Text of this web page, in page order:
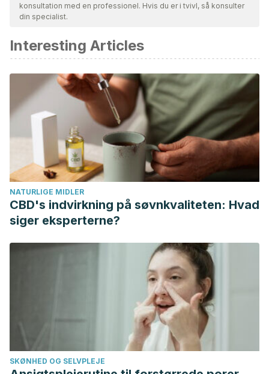
Bibliografien i denne artikel blev betragtet som pålidelig og af
Abney, S., Bright, K., Gerba, C., Khalid Ijaz, M., McKinney, J.
(2021). Higiene del inodoro: revisión y necesidades de
investigación.Revista de Microbiología Aplicada.
https://www.researchgate.net/publication/
_Review_and_Research_Needs
CDC. (2020). Los mohos (hongos en el medio ambiente).
Centros para el Control y la Prevención de Enfermedades.
https://www.cdc.gov/mold/es/faqs.htm
Feazel, L. M., Baumgartner, L. K., Peterson, K. L., Frank, D.
N., Harris, J. K., & Pace, N. R. (2009). Opportunistic
pathogens enriched in showerhead biofilms.
of the National Academy of Sciences of the United States
of America,106
(38), 16393–16399.
https://doi.org/10.1073/pnas.0908446106
Gibbons, S., Schwartz, T., Fouquier, J., Mitchell, M.,
Sangwan, N., Gilbert, J., Kelley, S. (2015). Sucesión
ecológica y viabilidad de la microbiota asociada a
humanos en la superficie de los baños.
Sociedad
Americana de Microbiología, 81
https://journals.asm.org/doi/10.1128/AEM.03117-14
konsultation med en professionel. Hvis du er i tvivl, så konsulter
din specialist.
Interesting Articles
NATURLIGE MIDLER
CBD's indvirkning på søvnkvaliteten: Hvad
siger eksperterne?
SKØNHED OG SELVPLEJE